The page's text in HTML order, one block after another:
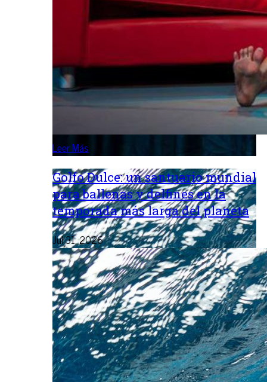
Leer Más
Golfo Dulce: un santuario mundial
para ballenas y delfines en la
temporada más larga del planeta
Jul 31, 2026